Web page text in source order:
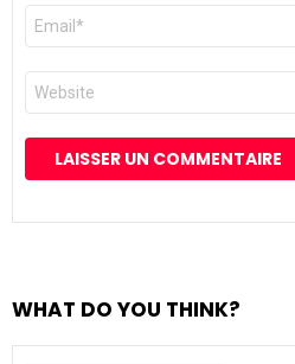
E-
mail
*
Site
web
WHAT DO YOU THINK?